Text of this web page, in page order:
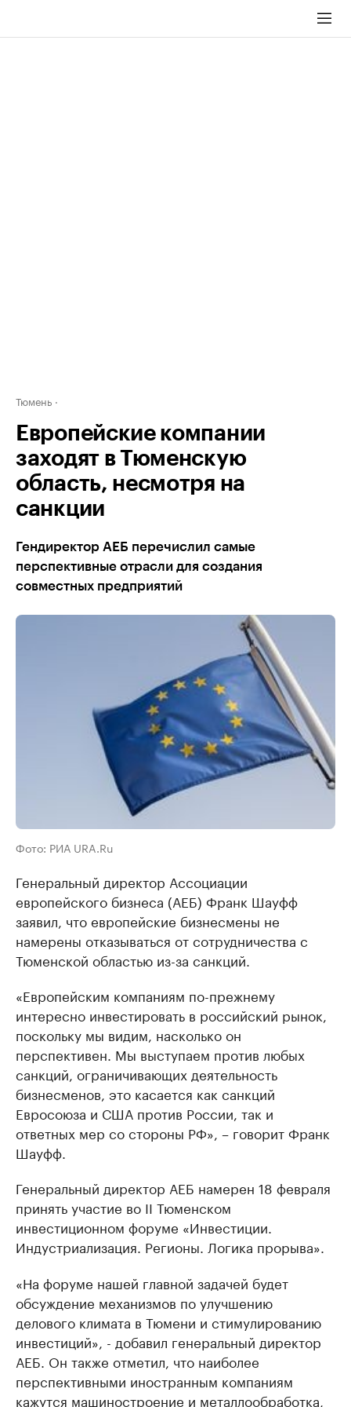
Тюмень
Европейские компании
заходят в Тюменскую
область, несмотря на
санкции
Гендиректор АЕБ перечислил самые
перспективные отрасли для создания
совместных предприятий
Фото: РИА URA.Ru
Генеральный директор Ассоциации
европейского бизнеса (АЕБ) Франк Шауфф
заявил, что европейские бизнесмены не
намерены отказываться от сотрудничества с
Тюменской областью из-за санкций.
«Европейским компаниям по-прежнему
интересно инвестировать в российский рынок,
поскольку мы видим, насколько он
перспективен. Мы выступаем против любых
санкций, ограничивающих деятельность
бизнесменов, это касается как санкций
Евросоюза и США против России, так и
ответных мер со стороны РФ», – говорит Франк
Шауфф.
Генеральный директор АЕБ намерен 18 февраля
принять участие во II Тюменском
инвестиционном форуме «Инвестиции.
Индустриализация. Регионы. Логика прорыва».
«На форуме нашей главной задачей будет
обсуждение механизмов по улучшению
делового климата в Тюмени и стимулированию
инвестиций», - добавил генеральный директор
АЕБ. Он также отметил, что наиболее
перспективными иностранным компаниям
кажутся машиностроение и металлообработка,